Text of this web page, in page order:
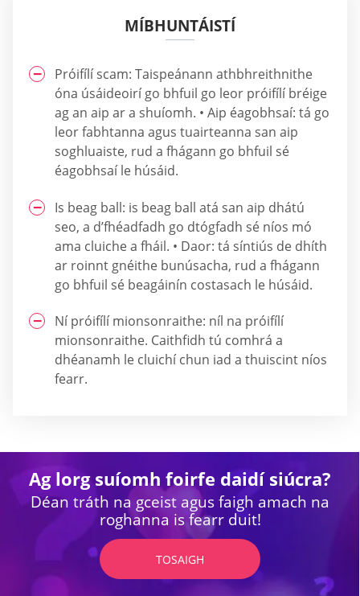
MÍBHUNTÁISTÍ
Próifílí scam: Taispeánann athbhreithnithe
óna úsáideoirí go bhfuil go leor próifílí bréige
ag an aip ar a shuíomh. • Aip éagobhsaí: tá go
leor fabhtanna agus tuairteanna san aip
soghluaiste, rud a fhágann go bhfuil sé
éagobhsaí le húsáid.
Is beag ball: is beag ball atá san aip dhátú
seo, a d’fhéadfadh go dtógfadh sé níos mó
ama cluiche a fháil. • Daor: tá síntiús de dhíth
ar roinnt gnéithe bunúsacha, rud a fhágann
go bhfuil sé beagáinín costasach le húsáid.
Ní próifílí mionsonraithe: níl na próifílí
mionsonraithe. Caithfidh tú comhrá a
dhéanamh le cluichí chun iad a thuiscint níos
fearr.
Ag lorg suíomh foirfe daidí siúcra?
Déan tráth na gceist agus faigh amach na
roghanna is fearr duit!
TOSAIGH